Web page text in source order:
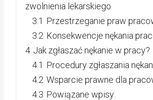
zwolnienia lekarskiego
3.1 Przestrzeganie praw
3.2 Konsekwencje nękania
4 Jak zgłaszać nękanie w pracy?
4.1 Procedury zgłaszania
4.2 Wsparcie prawne dla
4.3 Powiązane wpisy: